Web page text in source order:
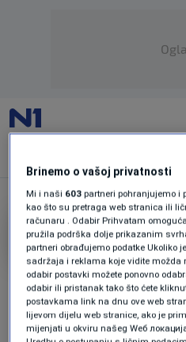
NASILJE NAD
"Femicid neće
Zaustavimo
VIJESTI |25. nov.| 0
Užasavajući
Brinemo o vašoj privatnosti
Mi i naši 603 partneri pohranjujemo i
kao što su pretraga web stranica ili
računaru . Odabir Prihvatam
pružila podrška dolje prikazanim
partneri obrađujemo podatke Ukoliko
sadržaja i reklama koje vidite možda
odabir postavki možete ponovno
odabir ili pristanak tako što ćete
postavkama link na dnu ove web
lijevom dijelu web stranice, ako je
mijenjati u okviru našeg Wеб